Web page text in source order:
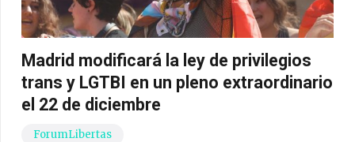
Madrid modificará la ley de privilegios
trans y LGTBI en un pleno extraordinario
el 22 de diciembre
ForumLibertas